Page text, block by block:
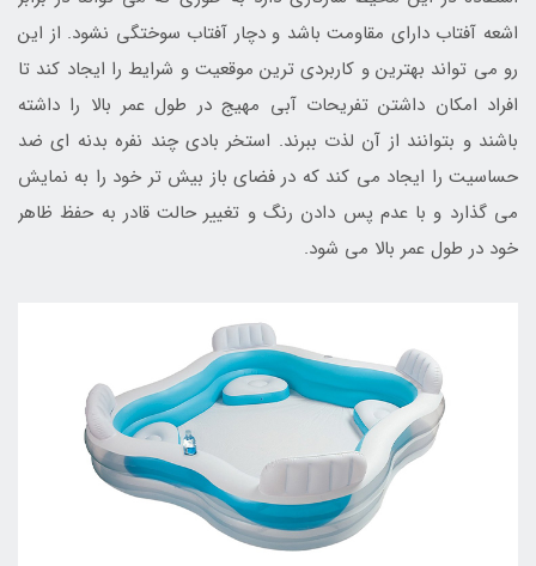
اشعه آفتاب دارای مقاومت باشد و دچار آفتاب سوختگی نشود. از این
رو می تواند بهترین و کاربردی ترین موقعیت و شرایط را ایجاد کند تا
افراد امکان داشتن تفریحات آبی مهیج در طول عمر بالا را داشته
باشند و بتوانند از آن لذت ببرند. استخر بادی چند نفره بدنه ای ضد
حساسیت را ایجاد می کند که در فضای باز بیش تر خود را به نمایش
می گذارد و با عدم پس دادن رنگ و تغییر حالت قادر به حفظ ظاهر
خود در طول عمر بالا می شود.